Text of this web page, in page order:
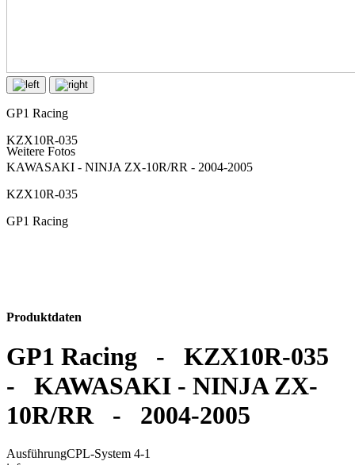
GP1 Racing
KZX10R-035
KAWASAKI - NINJA ZX-10R/RR - 2004-2005
KZX10R-035
GP1 Racing
Weitere Fotos
Produktdaten
GP1 Racing - KZX10R-035
- KAWASAKI - NINJA ZX-
10R/RR - 2004-2005
AusführungCPL-System 4-1